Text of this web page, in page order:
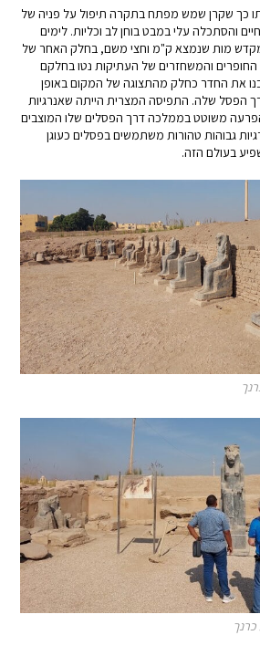
כך שקרן שמש מפתח בתקרה תיפול על פניה של
והסתכלה עלי במבט בוחן לב וכליות. לימים
מות שנמצא ק"מ וחצי משם, בחלק האחר של
והמשחזרים של העתיקות נטו בחלקם
את החדר כחלק מהתצוגה של המקום באופן
שלה. התפיסה המצרית הייתה שאנרגיות
משוטט בממלכה דרך הפסלים שלו המוצבים
גבוהות טהורות משתמשים בפסלים כעוגן
בעולם הזה.